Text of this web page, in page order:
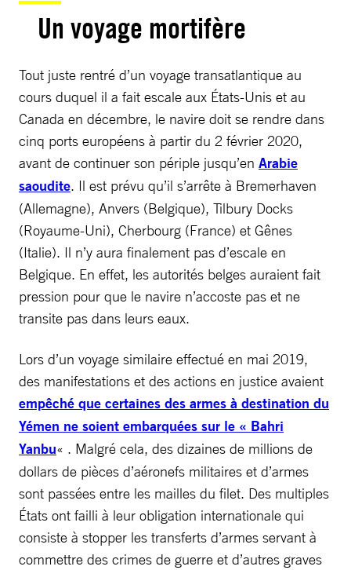
Un voyage mortifère
Tout juste rentré d’un voyage transatlantique au
cours duquel il a fait escale aux États-Unis et au
Canada en décembre, le navire doit se rendre dans
cinq ports européens à partir du 2 février 2020,
avant de continuer son périple jusqu’en Arabie
saoudite. Il est prévu qu’il s’arrête à Bremerhaven
(Allemagne), Anvers (Belgique), Tilbury Docks
(Royaume-Uni), Cherbourg (France) et Gênes
(Italie). Il n’y aura finalement pas d’escale en
Belgique. En effet, les autorités belges auraient fait
pression pour que le navire n’accoste pas et ne
transite pas dans leurs eaux.
Lors d’un voyage similaire effectué en mai 2019,
des manifestations et des actions en justice avaient
empêché que certaines des armes à destination du
Yémen ne soient embarquées sur le « Bahri
Yanbu« . Malgré cela, des dizaines de millions de
dollars de pièces d’aéronefs militaires et d’armes
sont passées entre les mailles du filet. Des multiples
États ont failli à leur obligation internationale qui
consiste à stopper les transferts d’armes servant à
commettre des crimes de guerre et d’autres graves